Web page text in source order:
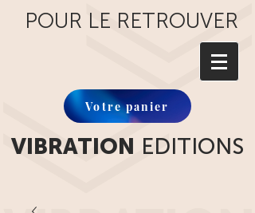
POUR LE RETROUVER
Votre panier
VIBRATION EDITIONS